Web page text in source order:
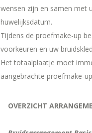
wensen zijn en samen met
huwelijksdatum.
Tijdens de proefmake-up
voorkeuren en uw
Het totaalplaatje moet
aangebrachte proefmake-
OVERZICHT